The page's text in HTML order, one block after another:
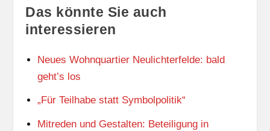
Das könnte Sie auch
interessieren
Neues Wohnquartier Neulichterfelde: bald
geht’s los
„Für Teilhabe statt Symbolpolitik“
Mitreden und Gestalten: Beteiligung in